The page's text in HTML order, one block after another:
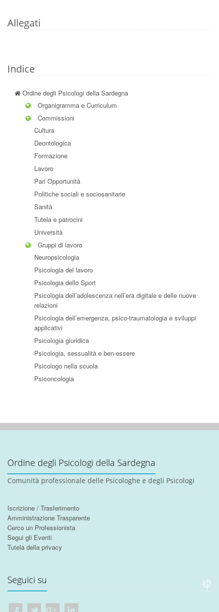
Allegati
Indice
Ordine degli Psicologi della Sardegna
Organigramma e Curriculum
Commissioni
Cultura
Deontologica
Formazione
Lavoro
Pari Opportunità
Politiche sociali e sociosanitarie
Sanità
Tutela e patrocini
Università
Gruppi di lavoro
Neuropsicologia
Psicologia del lavoro
Psicologia dello Sport
Psicologia dell’adolescenza nell’era digitale e delle nuove
relazioni
Psicologia dell’emergenza, psico-traumatologia e sviluppi
applicativi
Psicologia giuridica
Psicologia, sessualità e ben-essere
Psicologo nella scuola
Psiconcologia
Ordine degli Psicologi della Sardegna
Comunità professionale delle Psicologhe e degli Psicologi
Iscrizione / Trasferimento
Amministrazione Trasparente
Cerco un Professionista
Segui gli Eventi
Tutela della privacy
Seguici su